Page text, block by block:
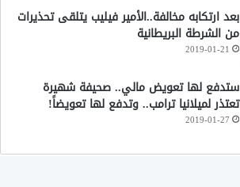
بعد ارتكابه مخالفة..الأمير فيليب يتلقى تحذيرات
من الشرطة البريطانية
2019-01-21
ستدفع لها تعويض مالي.. صحيفة شهيرة
تعتذر لميلانيا ترامب.. وتدفع لها تعويضاً!
2019-01-27